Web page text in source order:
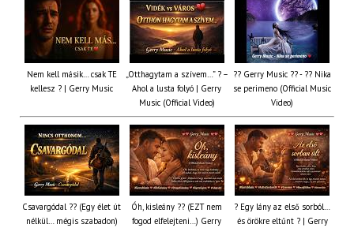
Nem kell másik… csak TE
kellesz ? | Gerry Music
„Otthagytam a szívem…” ? –
Ahol a lusta folyó | Gerry
Music (Official Video)
?? Gerry Music ?? - ?? Nika
se perimeno (Official Music
Video)
Csavargódal ?? (Egy élet út
nélkül… mégis szabadon)
Óh, kisleány ?? (EZT nem
fogod elfelejteni…) Gerry
? Egy lány az első sorból…
és örökre eltűnt ? | Gerry